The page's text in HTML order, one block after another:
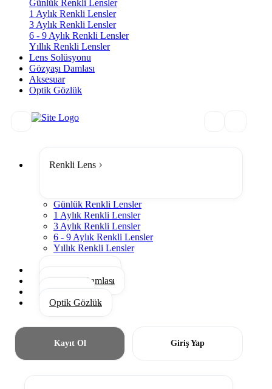
Günlük Renkli Lensler
1 Aylık Renkli Lensler
3 Aylık Renkli Lensler
6 - 9 Aylık Renkli Lensler
Yıllık Renkli Lensler
Lens Solüsyonu
Gözyaşı Damlası
Aksesuar
Optik Gözlük
Renkli Lens
Günlük Renkli Lensler
1 Aylık Renkli Lensler
3 Aylık Renkli Lensler
6 - 9 Aylık Renkli Lensler
Yıllık Renkli Lensler
Gözyaşı Damlası
Optik Gözlük
Kayıt Ol Giriş Yap